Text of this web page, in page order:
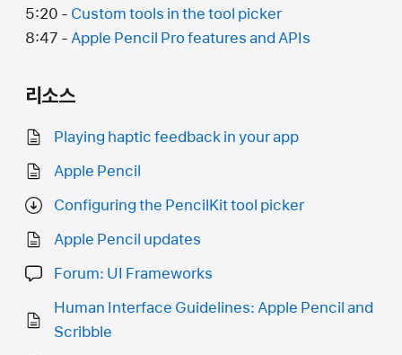
5:20 - Custom tools in the tool picker
8:47 - Apple Pencil Pro features and APIs
리소스
Playing haptic feedback in your app
Apple Pencil
Configuring the PencilKit tool picker
Apple Pencil updates
Forum: UI Frameworks
Human Interface Guidelines: Apple Pencil and
Scribble